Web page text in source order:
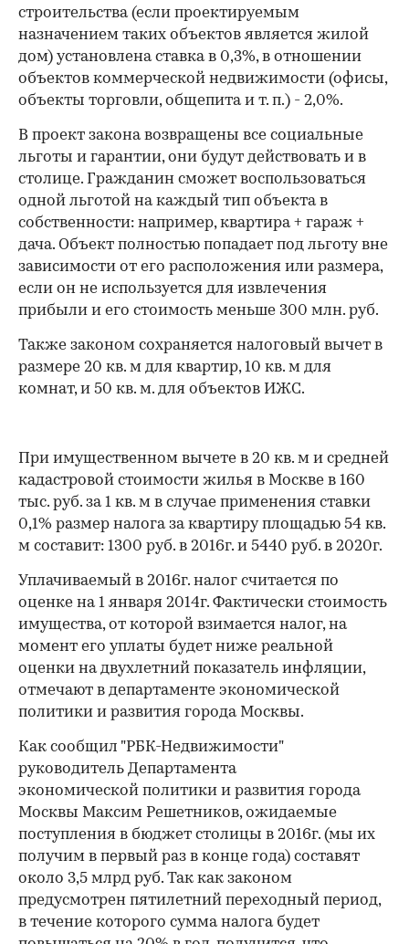
строительства (если проектируемым
назначением таких объектов является жилой
дом) установлена ставка в 0,3%, в отношении
объектов коммерческой недвижимости (офисы,
объекты торговли, общепита и т. п.) - 2,0%.
В проект закона возвращены все социальные
льготы и гарантии, они будут действовать и в
столице. Гражданин сможет воспользоваться
одной льготой на каждый тип объекта в
собственности: например, квартира + гараж +
дача. Объект полностью попадает под льготу вне
зависимости от его расположения или размера,
если он не используется для извлечения
прибыли и его стоимость меньше 300 млн. руб.
Также законом сохраняется налоговый вычет в
размере 20 кв. м для квартир, 10 кв. м для
комнат, и 50 кв. м. для объектов ИЖС.
При имущественном вычете в 20 кв. м и средней
кадастровой стоимости жилья в Москве в 160
тыс. руб. за 1 кв. м в случае применения ставки
0,1% размер налога за квартиру площадью 54 кв.
м составит: 1300 руб. в 2016г. и 5440 руб. в 2020г.
Уплачиваемый в 2016г. налог считается по
оценке на 1 января 2014г. Фактически стоимость
имущества, от которой взимается налог, на
момент его уплаты будет ниже реальной
оценки на двухлетний показатель инфляции,
отмечают в департаменте экономической
политики и развития города Москвы.
Как сообщил "РБК-Недвижимости"
руководитель Департамента
экономической политики и развития города
Москвы Максим Решетников, ожидаемые
поступления в бюджет столицы в 2016г. (мы их
получим в первый раз в конце года) составят
около 3,5 млрд руб. Так как законом
предусмотрен пятилетний переходный период,
в течение которого сумма налога будет